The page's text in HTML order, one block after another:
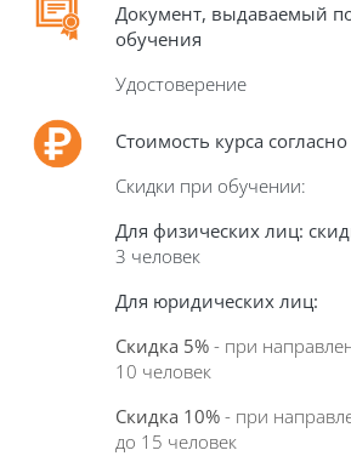
Документ, выдаваемый
обучения
Удостоверение
Стоимость курса
Скидки при обучении:
Для физических лиц:
3 человек
Для юридических лиц:
Скидка 5% - при
10 человек
Скидка 10% - при
до 15 человек